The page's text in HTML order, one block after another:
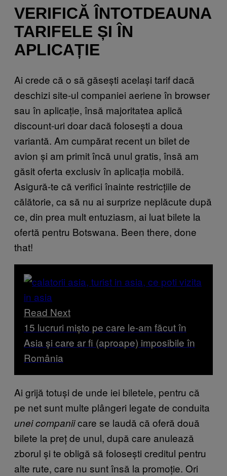
VERIFICĂ ÎNTOTDEAUNA
TARIFELE ȘI ÎN
APLICAȚIE
Ai crede că o să găsești același tarif dacă
deschizi site-ul companiei aeriene în browser
sau în aplicație, însă majoritatea aplică
discount-uri doar dacă folosești a doua
variantă. Am cumpărat recent un bilet de
avion și am primit încă unul gratis, însă am
găsit oferta exclusiv în aplicația mobilă.
Asigură-te că verifici înainte restricțiile de
călătorie, ca să nu ai surprize neplăcute după
ce, din prea mult entuziasm, ai luat bilete la
ofertă pentru Botswana. Been there, done
that!
Read Next
15 lucruri mișto pe care le-am făcut în
Asia și care ar fi (aproape) imposibile în
România
Ai grijă totuși de unde iei biletele, pentru că
pe net sunt multe plângeri legate de conduita
unei companiicare se laudă că oferă două
bilete la preț de unul, după care anulează
zborul și te obligă să folosești creditul pentru
alte rute, care nu sunt însă la promoție. Ori